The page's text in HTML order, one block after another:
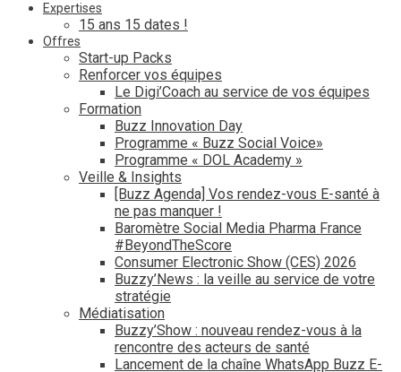
Expertises
15 ans 15 dates !
Offres
Start-up Packs
Renforcer vos équipes
Le Digi’Coach au service de vos équipes
Formation
Buzz Innovation Day
Programme « Buzz Social Voice»
Programme « DOL Academy »
Veille & Insights
[Buzz Agenda] Vos rendez-vous E-santé à
ne pas manquer !
Baromètre Social Media Pharma France
#BeyondTheScore
Consumer Electronic Show (CES) 2026
Buzzy’News : la veille au service de votre
stratégie
Médiatisation
Buzzy’Show : nouveau rendez-vous à la
rencontre des acteurs de santé
Lancement de la chaîne WhatsApp Buzz E-